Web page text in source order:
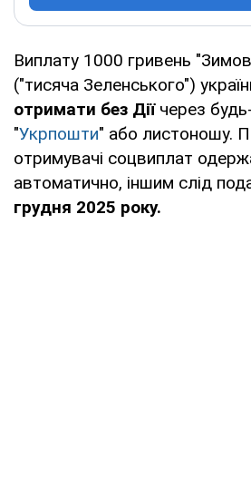
Виплату 1000 гривень
("тисяча Зеленського")
отримати без Діїчерез
"Укрпошти" або листоношу.
отримувачі соцвиплат
автоматично, іншим слід
грудня 2025 року.